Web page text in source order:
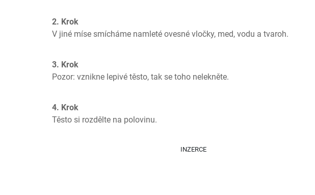
2. Krok
V jiné míse smícháme namleté ovesné vločky, med, vodu a tvaroh.
3. Krok
Pozor: vznikne lepivé těsto, tak se toho nelekněte.
4. Krok
Těsto si rozdělte na polovinu.
INZERCE